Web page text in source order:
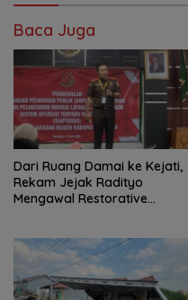
Baca Juga
Dari Ruang Damai ke Kejati,
Rekam Jejak Radityo
Mengawal Restorative